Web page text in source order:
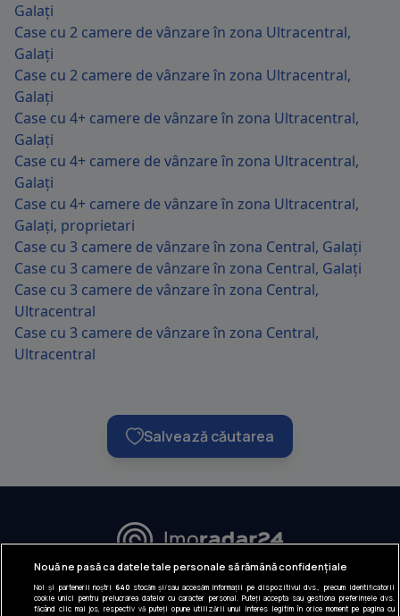
Galați
Case cu 2 camere de vânzare în zona Ultracentral,
Galați
Case cu 2 camere de vânzare în zona Ultracentral,
Galați
Case cu 4+ camere de vânzare în zona Ultracentral,
Galați
Case cu 4+ camere de vânzare în zona Ultracentral,
Galați
Case cu 4+ camere de vânzare în zona Ultracentral,
Galați, proprietari
Case cu 3 camere de vânzare în zona Central, Galați
Case cu 3 camere de vânzare în zona Central, Galați
Case cu 3 camere de vânzare în zona Central,
Ultracentral
Case cu 3 camere de vânzare în zona Central,
Ultracentral
Salvează căutarea
URMĂREȘTE-NE:
INFORMAȚII COMPANIE
Nouă ne pasă ca datele tale personale să rămână confidențiale
Noi și partenerii noștri 640stocăm și/sau accesăm informații pe dispozitivul dvs., precum identificatorii
cookie unici pentru prelucrarea datelor cu caracter personal. Puteți accepta sau gestiona preferințele dvs.
făcând clic mai jos, respectiv vă puteți opune utilizării unui interes legitim în orice moment pe pagina cu